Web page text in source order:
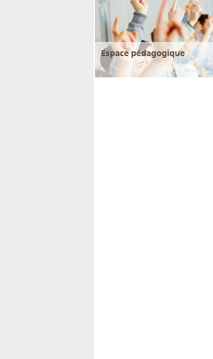
Espace pédagogique